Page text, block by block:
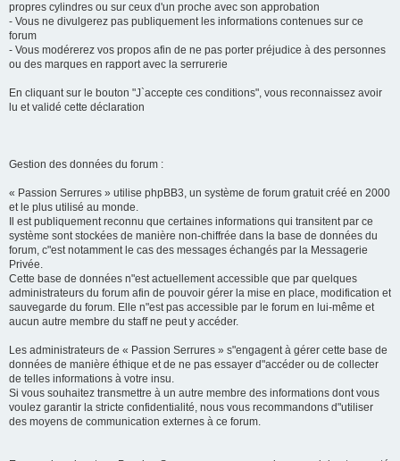
propres cylindres ou sur ceux d'un proche avec son approbation
- Vous ne divulgerez pas publiquement les informations contenues sur ce
forum
- Vous modérerez vos propos afin de ne pas porter préjudice à des personnes
ou des marques en rapport avec la serrurerie
En cliquant sur le bouton "J`accepte ces conditions", vous reconnaissez avoir
lu et validé cette déclaration
Gestion des données du forum :
« Passion Serrures » utilise phpBB3, un système de forum gratuit créé en 2000
et le plus utilisé au monde.
Il est publiquement reconnu que certaines informations qui transitent par ce
système sont stockées de manière non-chiffrée dans la base de données du
forum, c"est notamment le cas des messages échangés par la Messagerie
Privée.
Cette base de données n"est actuellement accessible que par quelques
administrateurs du forum afin de pouvoir gérer la mise en place, modification et
sauvegarde du forum. Elle n"est pas accessible par le forum en lui-même et
aucun autre membre du staff ne peut y accéder.
Les administrateurs de « Passion Serrures » s"engagent à gérer cette base de
données de manière éthique et de ne pas essayer d"accéder ou de collecter
de telles informations à votre insu.
Si vous souhaitez transmettre à un autre membre des informations dont vous
voulez garantir la stricte confidentialité, nous vous recommandons d"utiliser
des moyens de communication externes à ce forum.